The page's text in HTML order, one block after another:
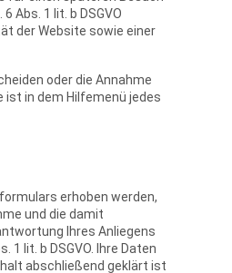
Abs. 1 lit. b DSGVO
der Website sowie einer
oder die Annahme
ist in dem Hilfemenü jedes
erhoben werden,
und die damit
Ihres Anliegens
lit. b DSGVO. Ihre Daten
abschließend geklärt ist